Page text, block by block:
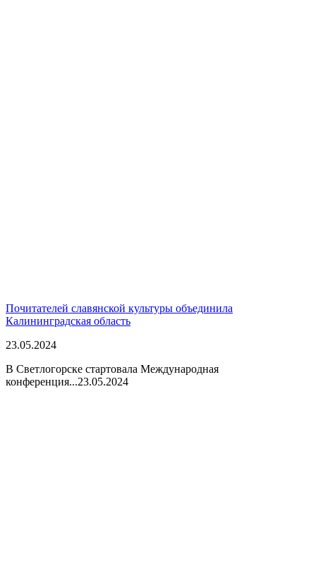
Почитателей славянской культуры объединила
Калининградская область
23.05.2024
В Светлогорске стартовала Международная
конференция...23.05.2024